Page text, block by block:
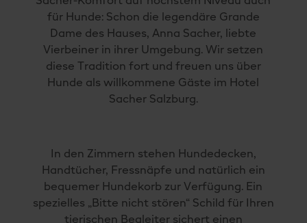
für Hunde: Schon die legendäre Grande
Dame des Hauses, Anna Sacher, liebte
Vierbeiner in ihrer Umgebung. Wir setzen
diese Tradition fort und freuen uns über
Hunde als willkommene Gäste im Hotel
Sacher Salzburg.
In den Zimmern stehen Hundedecken,
Handtücher, Fressnäpfe und natürlich ein
bequemer Hundekorb zur Verfügung. Ein
spezielles „Bitte nicht stören“ Schild für Ihren
tierischen Begleiter sichert einen